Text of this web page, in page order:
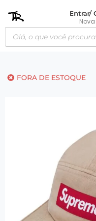
Entrar/
FORA DE ESTOQUE